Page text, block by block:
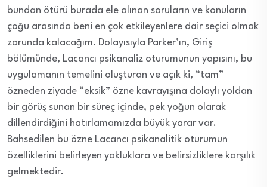
bundan ötürü burada ele alınan soruların ve konuların
çoğu arasında beni en çok etkileyenlere dair seçici olmak
zorunda kalacağım. Dolayısıyla Parker’ın, Giriş
bölümünde, Lacancı psikanaliz oturumunun yapısını, bu
uygulamanın temelini oluşturan ve açık ki, “tam”
özneden ziyade “eksik” özne kavrayışına dolaylı yoldan
bir görüş sunan bir süreç içinde, pek yoğun olarak
dillendirdiğini hatırlamamızda büyük yarar var.
Bahsedilen bu özne Lacancı psikanalitik oturumun
özelliklerini belirleyen yokluklara ve belirsizliklere karşılık
gelmektedir.